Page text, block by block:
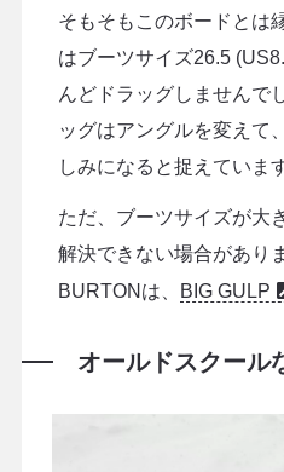
そもそもこのボードとは
はブーツサイズ26.5
んどドラッグしませんで
ッグはアングルを変えて
しみになると捉えていま
ただ、ブーツサイズが大
解決できない場合があり
BURTONは、
BIG GULP
オールドスクール